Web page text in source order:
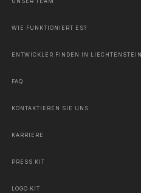
WIE FUNKTIONIERT ES?
ENTWICKLER FINDEN IN LIECHTENSTEIN
FAQ
KONTAKTIEREN SIE UNS
KARRIERE
PRESS KIT
LOGO KIT